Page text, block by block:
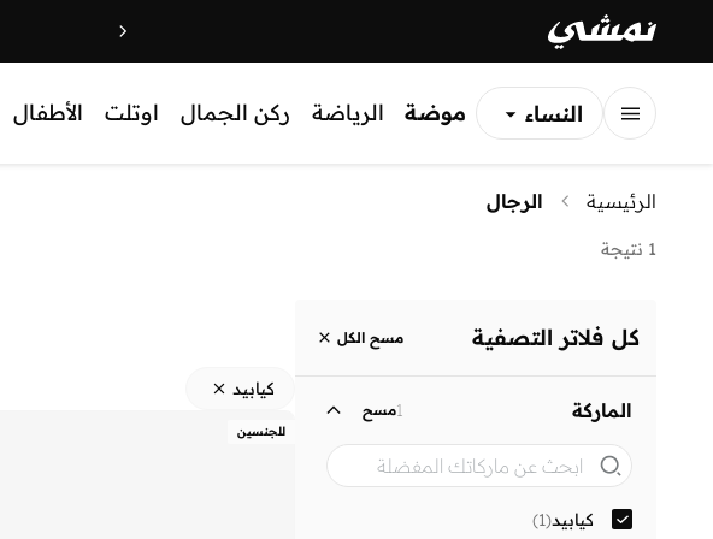
النساء
الأطفال
موضة الرياضة ركن الجمال اوتلت الأطفال
الرئيسية الرجال
1 نتيجة
كل فلاتر التصفية مسح الكل
الماركة 1مسح
كيابيد(
1
)
كيابيد
للجنسين